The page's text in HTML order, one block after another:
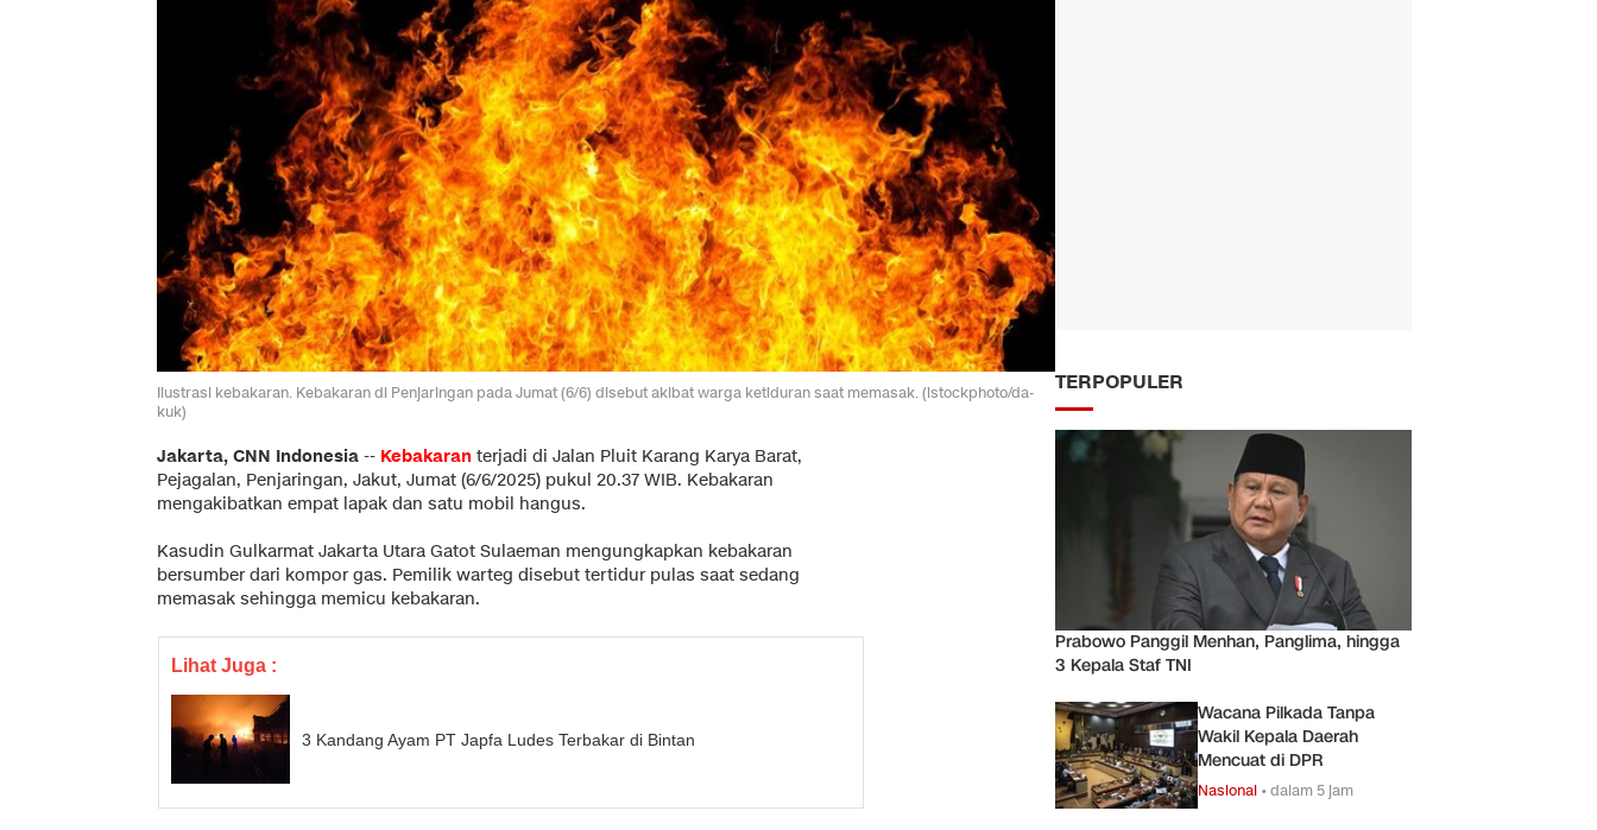
Ilustrasi kebakaran. Kebakaran di Penjaringan pada Jumat (6/6) disebut akibat warga ketiduran saat memasak. (istockphoto/da-
kuk)
Jakarta, CNN Indonesia -- Kebakaran terjadi di Jalan Pluit Karang Karya Barat,
Pejagalan, Penjaringan, Jakut, Jumat (6/6/2025) pukul 20.37 WIB. Kebakaran
mengakibatkan empat lapak dan satu mobil hangus.
Kasudin Gulkarmat Jakarta Utara Gatot Sulaeman mengungkapkan kebakaran
bersumber dari kompor gas. Pemilik warteg disebut tertidur pulas saat sedang
memasak sehingga memicu kebakaran.
Lihat Juga :
3 Kandang Ayam PT Japfa Ludes Terbakar di Bintan
TERPOPULER
Prabowo Panggil Menhan, Panglima, hingga
3 Kepala Staf TNI
Wacana Pilkada Tanpa
Wakil Kepala Daerah
Mencuat di DPR
Nasional •dalam 5 jam